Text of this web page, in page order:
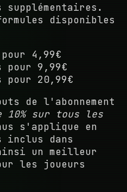
supplémentaires.
disponibles
pour 4,99€
pour 9,99€
pour 20,99€
de l'abonnement
10% sur tous les
s'applique en
inclus dans
un meilleur
les joueurs